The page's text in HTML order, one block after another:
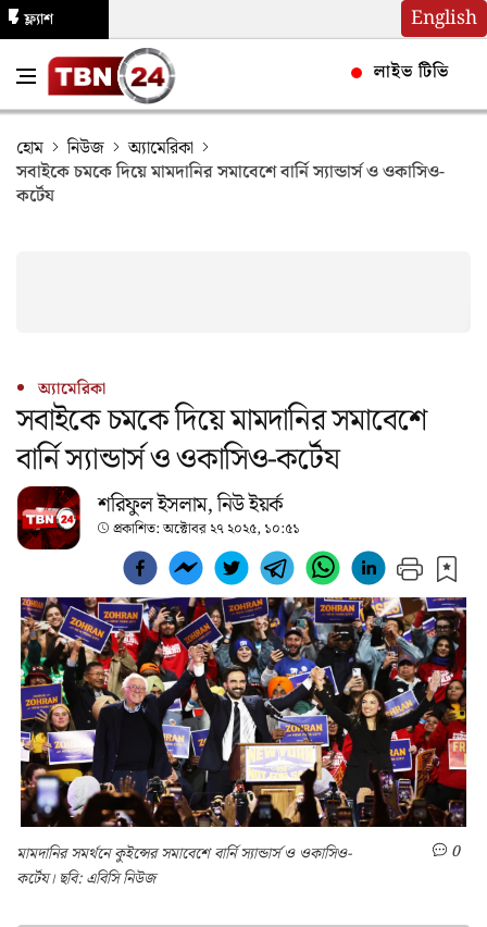
English
ফ্ল্যাশ
লাইভ টিভি
হোম নিউজ
অ্যামেরিকা
সবাইকে চমকে দিয়ে মামদানির সমাবেশে বার্নি স্যান্ডার্স ও ওকাসিও-
কর্টেয
অ্যামেরিকা
সবাইকে চমকে দিয়ে মামদানির সমাবেশে
বার্নি স্যান্ডার্স ও ওকাসিও-কর্টেয
শরিফুল ইসলাম, নিউ ইয়র্ক
প্রকাশিত:অক্টোবর ২৭ ২০২৫, ১০:৫১
মামদানির সমর্থনে কুইন্সের সমাবেশে বার্নি স্যান্ডার্স ও ওকাসিও-
কর্টেয। ছবি: এবিসি নিউজ
0